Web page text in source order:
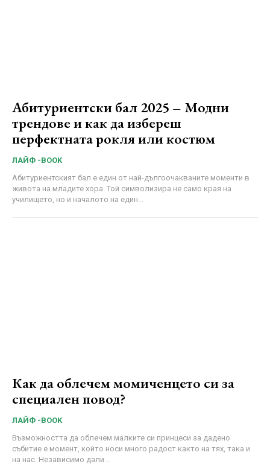
Абитуриентски бал 2025 – Модни
трендове и как да избереш
перфектната рокля или костюм
ЛАЙФ -BOOK
Абитуриентският бал е един от най-дългоочакваните моменти в
живота на младите хора. Той символизира не само края на
училището, но и началото на един...
Как да облечем момиченцето си за
специален повод?
ЛАЙФ -BOOK
Възможността да облечем малките си принцеси за дадено
събитие е момент, който носи много радост както на тях, така и
на нас. Независимо дали...